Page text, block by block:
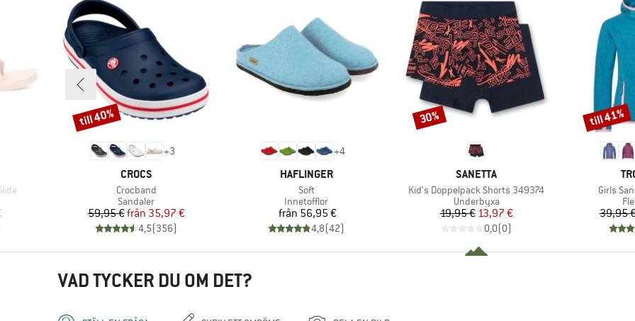
pris
+3
VARUMÄRKE
CROCS
Produkter
Crocband
Produktgrupp
Sandaler
Pris
59,95 € Reducerat pris
från 35,97 €
4,5(356)
Rabatt
till 40%
+4
VARUMÄRKE
HAFLINGER
Produkter
Soft
Produktgrupp
Innetofflor
Pris
från 56,95 €
4,8(42)
VARUMÄRKE
SANETTA
Produkter
Kid's Doppelpack Shorts 349374
Produktgrupp
Underbyxa
Pris
19,95 €Reducerat pris
13,97 €
0,0(0)
Rabatt
30%
Girls
39,95
Rabatt
till 41%
VAD TYCKER DU OM DET?